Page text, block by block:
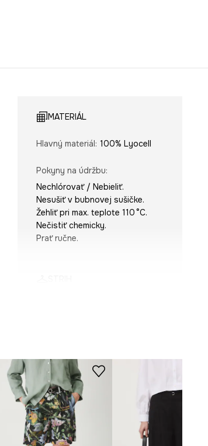
MATERIÁL
Hlavný materiál: 100% Lyocell
Pokyny na údržbu:
Nechlórovať / Nebieliť.
Nesušiť v bubnovej sušičke.
Žehliť pri max. teplote 110 °C.
Nečistiť chemicky.
Prať ručne.
ROZMERY
Vnútorná dĺžka nohavíc
Šírka nohavíc na spodku
34 cm
Rozmery uvedené pre veľkosť
S.
Šírka v páse